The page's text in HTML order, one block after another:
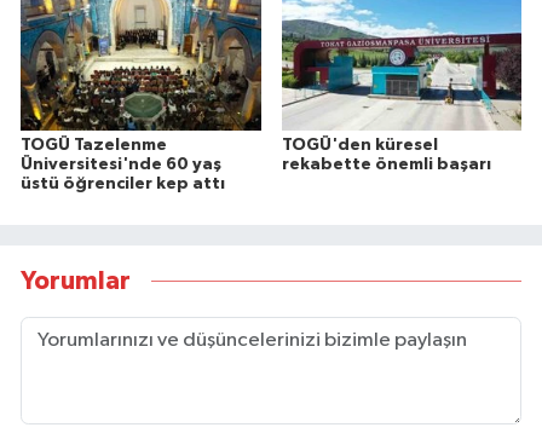
TOGÜ Tazelenme
Üniversitesi'nde 60 yaş
üstü öğrenciler kep attı
TOGÜ'den küresel
rekabette önemli başarı
Yorumlar